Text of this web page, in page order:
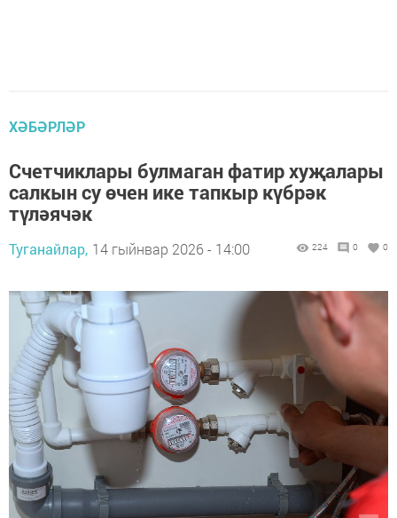
ХӘБӘРЛӘР
Счетчиклары булмаган фатир хуҗалары
салкын су өчен ике тапкыр күбрәк
түләячәк
Туганайлар, 14 гыйнвар 2026 - 14:00 224 0 0